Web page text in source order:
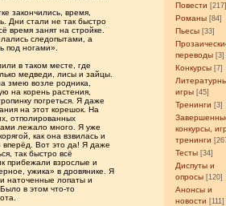
Повести
Романы [84]
Пьесы [33]
переводы [3]
Конкурсы [7]
игры [45]
Тренинги [3]
конкурсы,
тренинги
Тесты [34]
Диспуты и
опросы [120]
Анонсы и
новости [111]
закончились, время,
Дни стали не так быстро
время занят на стройке.
следопытами, а
под ногами».
в таком месте, где
медведи, лисы и зайцы.
змею возле родника,
на корень растения,
погреться. Я даже
на этот корешок. На
отполированных
лежало много. Я уже
как она взвилась и
вперёд. Вот это да! Я даже
так быстро всё
прибежали взрослые и
ужика» в дровянике. Я
наточенные лопаты и
в этом что-то